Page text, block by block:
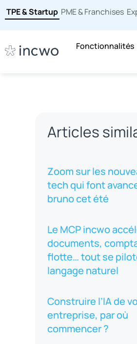
TPE & Startup PME & Franchises
Fonctionnalités
Articles
Zoom sur les
tech qui font
bruno cet été
Le MCP incwo
documents,
flotte… tout se
langage naturel
Construire l’IA de
entreprise, par où
commencer ?